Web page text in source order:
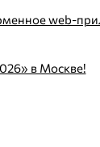
web-
в Москве!